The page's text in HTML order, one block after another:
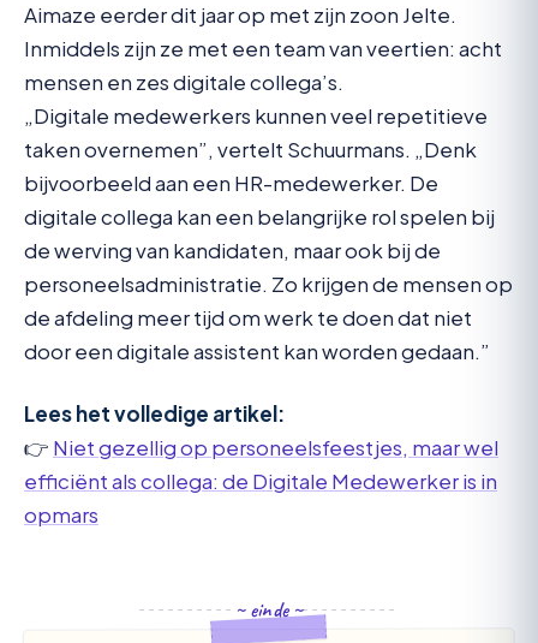
Aimaze eerder dit jaar op met zijn zoon Jelte.
Inmiddels zijn ze met een team van veertien: acht
mensen en zes digitale collega’s.
„Digitale medewerkers kunnen veel repetitieve
taken overnemen”, vertelt Schuurmans. „Denk
bijvoorbeeld aan een HR-medewerker. De
digitale collega kan een belangrijke rol spelen bij
de werving van kandidaten, maar ook bij de
personeelsadministratie. Zo krijgen de mensen op
de afdeling meer tijd om werk te doen dat niet
door een digitale assistent kan worden gedaan.”
Lees het volledige artikel:
👉 Niet gezellig op personeelsfeestjes, maar wel
efficiënt als collega: de Digitale Medewerker is in
opmars
~ einde ~